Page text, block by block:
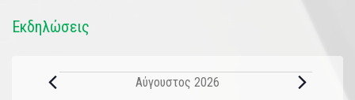
Εκδηλώσεις
Αύγουστος 2026